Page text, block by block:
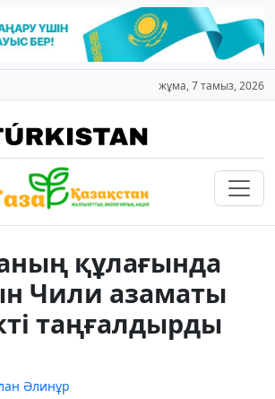
жұма, 7 тамыз, 2026
құлағында
Чили азаматы
таңғалдырды
Әлинұр